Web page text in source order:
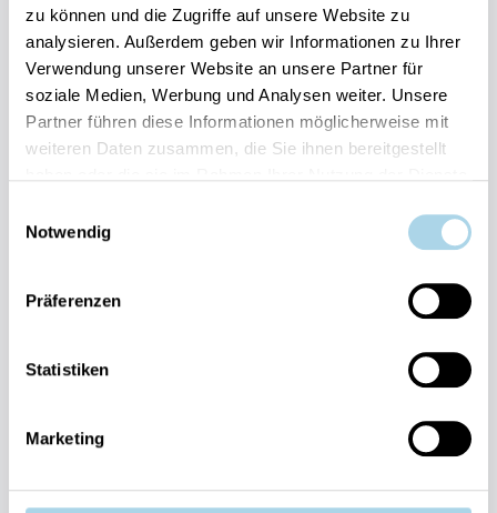
zu können und die Zugriffe auf unsere Website zu
analysieren. Außerdem geben wir Informationen zu Ihrer
Verwendung unserer Website an unsere Partner für
soziale Medien, Werbung und Analysen weiter. Unsere
Partner führen diese Informationen möglicherweise mit
weiteren Daten zusammen, die Sie ihnen bereitgestellt
Notwendig
Präferenzen
Statistiken
Marketing
173980
Anlage
Binzer
Sterne
038393-
schreiben
Suchen & Buchen